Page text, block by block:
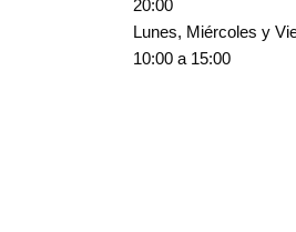
20:00
Lunes, Miércoles y
10:00 a 15:00